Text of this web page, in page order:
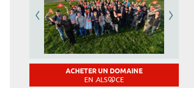
ACHETER UN DOMAINE
EN .ALS CE